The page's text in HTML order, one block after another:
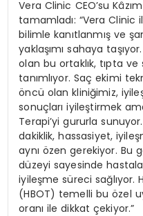
Vera Clinic CEO’su
tamamladı: “Vera Clinic
bilimle kanıtlanmış ve
yaklaşımı sahaya
olan bu ortaklık, tıpta
tanımlıyor. Saç ekimi
öncü olan kliniğimiz,
sonuçları iyileştirmek
Terapi’yi gururla
dakiklik, hassasiyet,
aynı özen gerekiyor. Bu
düzeyi sayesinde
iyileşme süreci sağlıyor.
(HBOT) temelli bu özel
oranı ile dikkat çekiyor.”